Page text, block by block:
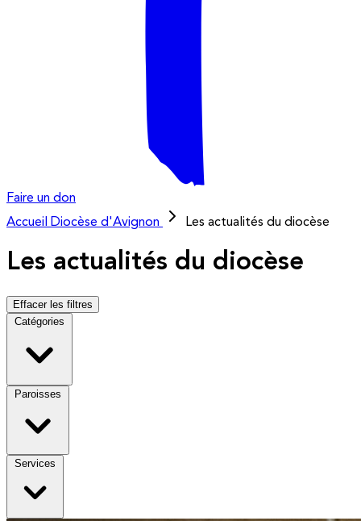
Faire un don
Accueil
Diocèse d'Avignon Les actualités du diocèse
Les actualités du diocèse
Effacer les filtres
Catégories
Paroisses
Services